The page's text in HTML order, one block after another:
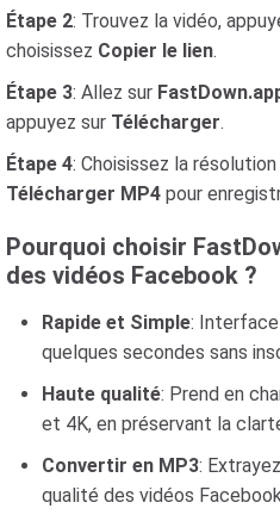
Étape 2: Trouvez la vidéo,
choisissez Copier le lien.
Étape 3: Allez sur
appuyez sur Télécharger.
Étape 4: Choisissez la
Télécharger MP4 pour
Pourquoi choisir
des vidéos Facebook ?
Rapide et Simple:
quelques secondes sans
Haute qualité: Prend en
et 4K, en préservant la
Convertir en MP3:
qualité des vidéos